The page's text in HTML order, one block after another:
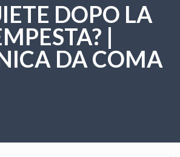
DOPO LA
|
DA COMA